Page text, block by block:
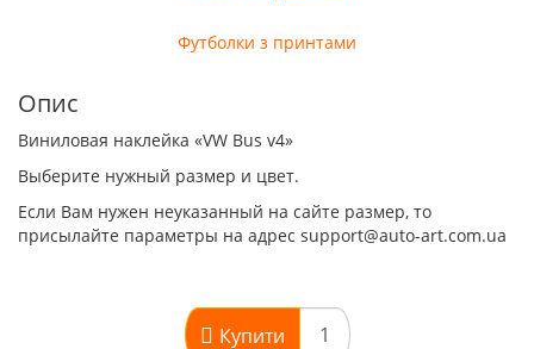
Футболки з принтами
Опис
Виниловая наклейка «VW Bus v4»
Выберите нужный размер и цвет.
Если Вам нужен неуказанный на сайте размер, то
присылайте параметры на адрес support@auto-art.com.ua
Купити